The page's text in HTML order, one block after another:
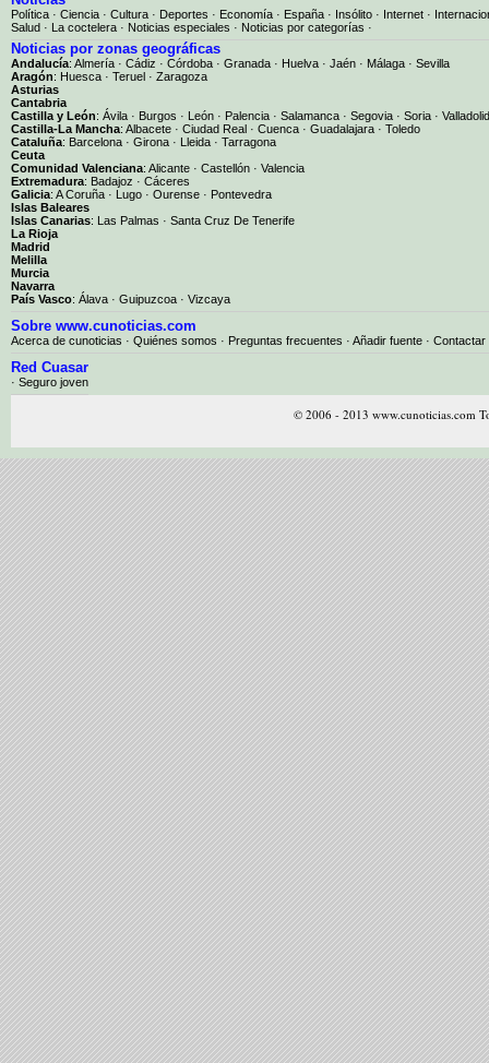
Política · Ciencia · Cultura · Deportes · Economía · España · Insólito · Internet ·
Salud · La coctelera · Noticias especiales · Noticias por categorías ·
Noticias por zonas geográficas
Andalucía: Almería · Cádiz · Córdoba · Granada · Huelva · Jaén · Málaga · Sevilla
Aragón: Huesca · Teruel · Zaragoza
Asturias
Cantabria
Castilla y León: Ávila · Burgos · León · Palencia · Salamanca · Segovia · Soria · Valladolid
Castilla-La Mancha: Albacete · Ciudad Real · Cuenca · Guadalajara · Toledo
Cataluña: Barcelona · Girona · Lleida · Tarragona
Ceuta
Comunidad Valenciana: Alicante · Castellón · Valencia
Extremadura: Badajoz · Cáceres
Galicia: A Coruña · Lugo · Ourense · Pontevedra
Islas Baleares
Islas Canarias: Las Palmas · Santa Cruz De Tenerife
La Rioja
Madrid
Melilla
Murcia
Navarra
País Vasco: Álava · Guipuzcoa · Vizcaya
Sobre www.cunoticias.com
Acerca de cunoticias · Quiénes somos · Preguntas frecuentes · Añadir fuente · Contactar
Red Cuasar
· Seguro joven
© 2006 - 2013 www.cunoticias.com